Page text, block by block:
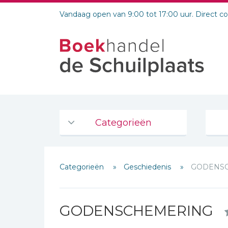
Vandaag open van 9:00 tot 17:00 uur. Direct
Categorieën
De Bijbel
Bijbelse Dagboeken 2026
Bijbelstudie groepen
Categorieën Geschiedenis
GODENSCHEMERING